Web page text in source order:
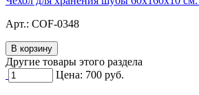
Арт.: COF-0348
Другие товары этого раздела
Цена: 700 руб.